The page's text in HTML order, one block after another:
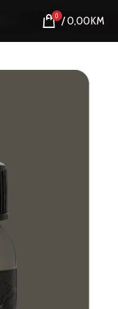
0 /0,00KM